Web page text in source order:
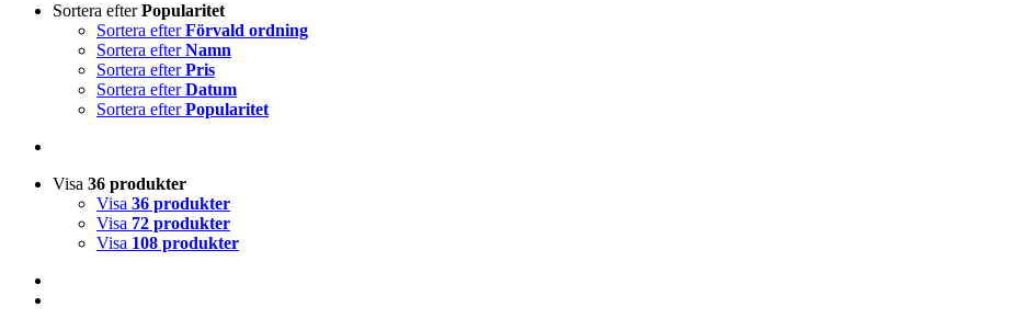
Sortera efterPopularitet
Sortera efterFörvald ordning
Sortera efterNamn
Sortera efterPris
Sortera efterDatum
Sortera efterPopularitet
Visa 36 produkter
Visa 36 produkter
Visa 72 produkter
Visa 108 produkter